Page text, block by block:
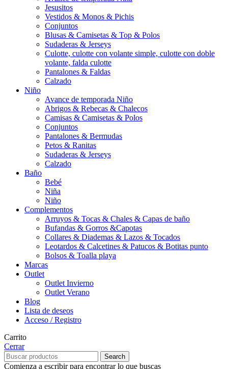
Jesusitos
Vestidos & Monos & Pichis
Conjuntos
Blusas & Camisetas & Top & Polos
Sudaderas & Jerseys
Culotte, culotte con volante simple, culotte con doble
volante, falda culotte
Pantalones & Faldas
Calzado
Niño
Avance de temporada Niño
Abrigos & Rebecas & Chalecos
Camisas & Camisetas & Polos
Conjuntos
Pantalones & Bermudas
Petos & Ranitas
Sudaderas & Jerseys
Calzado
Baño
Bebé
Niña
Niño
Complementos
Arruyos & Tocas & Chales & Capas de baño
Bufandas & Gorros &Capotas
Collares & Diademas & Lazos & Tocados
Leotardos & Calcetines & Patucos & Botitas punto
Bolsos & Toalla playa
Marcas
Outlet
Outlet Invierno
Outlet Verano
Blog
Lista de deseos
Acceso / Registro
Carrito
Cerrar
Search
Comienza a escribir para encontrar lo que buscas